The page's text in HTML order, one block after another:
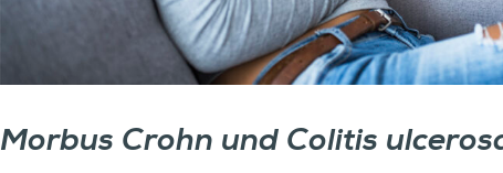
Morbus Crohn und Colitis